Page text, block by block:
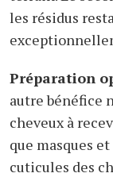
les résidus
Préparation
autre bénéfice
cheveux à
que masques
cuticules des